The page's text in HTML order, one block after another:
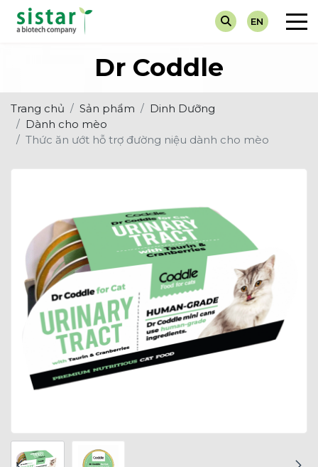
EN
Thuốc Điều Trị
Vắc-Xin
Tin Khuyến Mại
Tin Về Ngành
Dr Coddle
Trang chủ Sản phẩm
Dinh Dưỡng
Dành cho mèo
Thức ăn ướt hỗ trợ đường niệu dành cho mèo